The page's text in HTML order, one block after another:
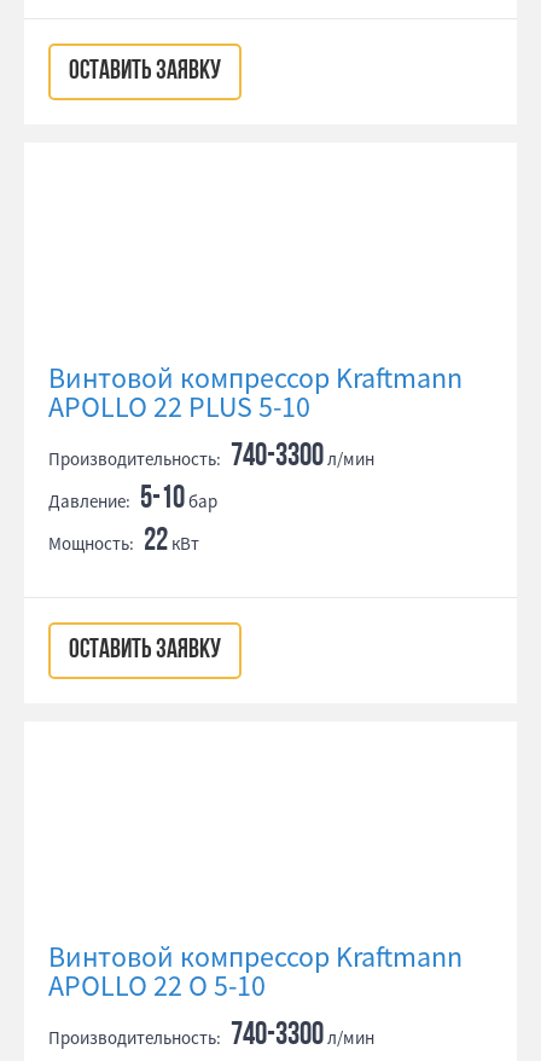
ОСТАВИТЬ ЗАЯВКУ
Винтовой компрессор Kraftmann
APOLLO 22 PLUS 5-10
Производительность: 740-3300л/мин
Давление: 5-10бар
Мощность: 22 кВт
ОСТАВИТЬ ЗАЯВКУ
Винтовой компрессор Kraftmann
APOLLO 22 O 5-10
Производительность: 740-3300л/мин